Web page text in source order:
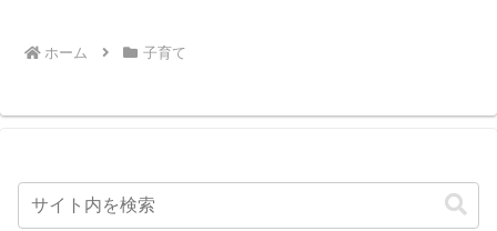
ホーム 子育て